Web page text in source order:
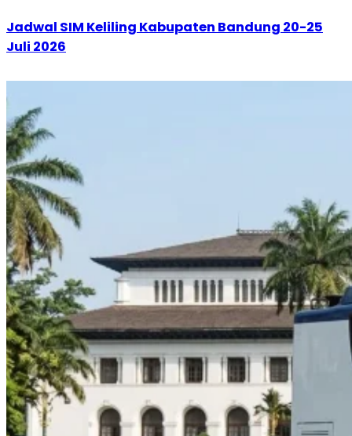
Jadwal SIM Keliling Kabupaten Bandung 20-25
Juli 2026